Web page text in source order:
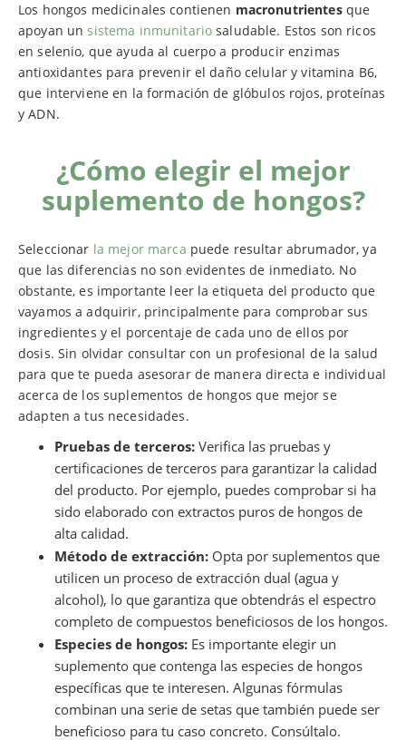
Los hongos medicinales contienen macronutrientesque
apoyan unsistema inmunitario saludable. Estos son ricos
en selenio, que ayuda al cuerpo a producir enzimas
antioxidantes para prevenir el daño celular y vitamina B6,
que interviene en la formación de glóbulos rojos, proteínas
y ADN.
¿Cómo elegir el mejor
suplemento de hongos?
Seleccionar la mejor marca puede resultar abrumador, ya
que las diferencias no son evidentes de inmediato. No
obstante, es importante leer la etiqueta del producto que
vayamos a adquirir, principalmente para comprobar sus
ingredientes y el porcentaje de cada uno de ellos por
dosis. Sin olvidar consultar con un profesional de la salud
para que te pueda asesorar de manera directa e individual
acerca de los suplementos de hongos que mejor se
adapten a tus necesidades.
Pruebas de terceros: Verifica las pruebas y
certificaciones de terceros para garantizar la calidad
del producto. Por ejemplo, puedes comprobar si ha
sido elaborado con extractos puros de hongos de
alta calidad.
Método de extracción: Opta por suplementos que
utilicen un proceso de extracción dual (agua y
alcohol), lo que garantiza que obtendrás el espectro
completo de compuestos beneficiosos de los hongos.
Especies de hongos: Es importante elegir un
suplemento que contenga las especies de hongos
específicas que te interesen. Algunas fórmulas
combinan una serie de setas que también puede ser
beneficioso para tu caso concreto. Consúltalo.